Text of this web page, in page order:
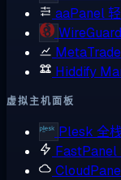
aaPanel
WireGuard
Hiddify
虚拟主机面板
Plesk 全
FastPanel